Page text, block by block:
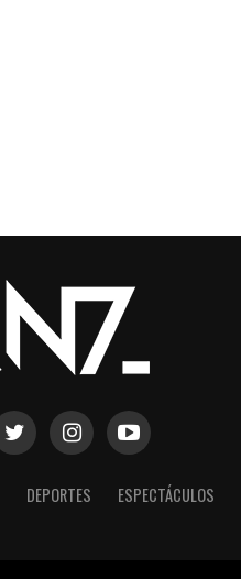
DEPORTES ESPECTÁCULOS